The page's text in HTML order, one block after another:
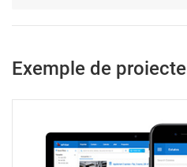
Exemple de proiecte